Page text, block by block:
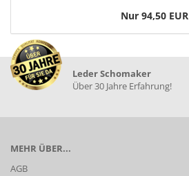
Nur 94,50 EUR
Leder Schomaker
Über 30 Jahre Erfahrung!
MEHR ÜBER...
AGB